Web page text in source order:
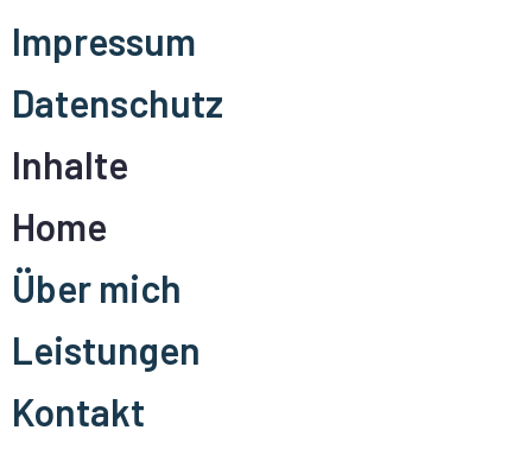
Impressum
Datenschutz
Inhalte
Home
Über mich
Leistungen
Kontakt